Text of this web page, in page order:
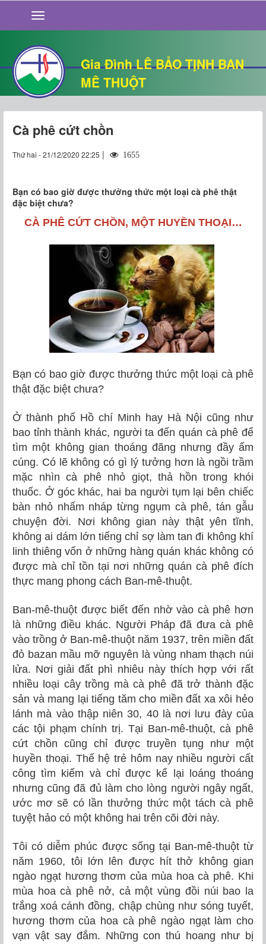
Gia Đình LÊ BẢO TỊNH BAN
MÊ THUỘT
GIỚI THIỆU
TIN TỨC
SỐNG ĐẠO
CHUYỆN NHÀ
QUÁN VĂN
THƯ GIÃN
Cà phê cứt chồn
Thứ hai - 21/12/2020 22:25 | 1655
Bạn có bao giờ được thưởng thức một loại cà phê thật
đặc biệt chưa?
CÀ PHÊ CỨT CHỒN, MỘT HUYỀN THOẠI…
Bạn có bao giờ được thưởng thức một loại cà phê
thật đặc biệt chưa?
Ở thành phố Hồ chí Minh hay Hà Nội cũng như
bao tỉnh thành khác, người ta đến quán cà phê để
tìm một không gian thoáng đãng nhưng đầy ấm
cúng. Có lẽ không có gì lý tưởng hơn là ngồi trầm
mặc nhìn cà phê nhỏ giọt, thả hồn trong khói
thuốc. Ở góc khác, hai ba người tụm lại bên chiếc
bàn nhỏ nhấm nháp từng ngụm cà phê, tán gẫu
chuyện đời. Nơi không gian này thật yên tĩnh,
không ai dám lớn tiếng chỉ sợ làm tan đi không khí
linh thiêng vốn ở những hàng quán khác không có
được mà chỉ tồn tại nơi những quán cà phê đích
thực mang phong cách Ban-mê-thuột.
Ban-mê-thuột được biết đến nhờ vào cà phê hơn
là những điều khác. Người Pháp đã đưa cà phê
vào trồng ở Ban-mê-thuột năm 1937, trên miền đất
đỏ bazan mầu mỡ nguyên là vùng nham thạch núi
lửa. Nơi giải đất phì nhiêu này thích hợp với rất
nhiều loại cây trồng mà cà phê đã trở thành đặc
sản và mang lại tiếng tăm cho miền đất xa xôi hẻo
lánh mà vào thập niên 30, 40 là nơi lưu đày của
các tội phạm chính trị. Tại Ban-mê-thuột, cà phê
cứt chồn cũng chỉ được truyền tụng như một
huyền thoại. Thế hệ trẻ hôm nay nhiều người cất
công tìm kiếm và chỉ được kể lại loáng thoáng
nhưng cũng đã đủ làm cho lòng người ngây ngất,
ước mơ sẽ có lần thưởng thức một tách cà phê
tuyệt hảo có một không hai trên cõi đời này.
Tôi có diễm phúc được sống tại Ban-mê-thuột từ
năm 1960, tôi lớn lên được hít thở không gian
ngào ngạt hương thơm của mùa hoa cà phê. Khi
mùa hoa cà phê nở, cả một vùng đồi núi bao la
trắng xoá cánh đồng, chập chùng như sóng tuyết,
hương thơm của hoa cà phê ngào ngạt làm cho
vạn vật say đắm. Những con thú hoang như bị